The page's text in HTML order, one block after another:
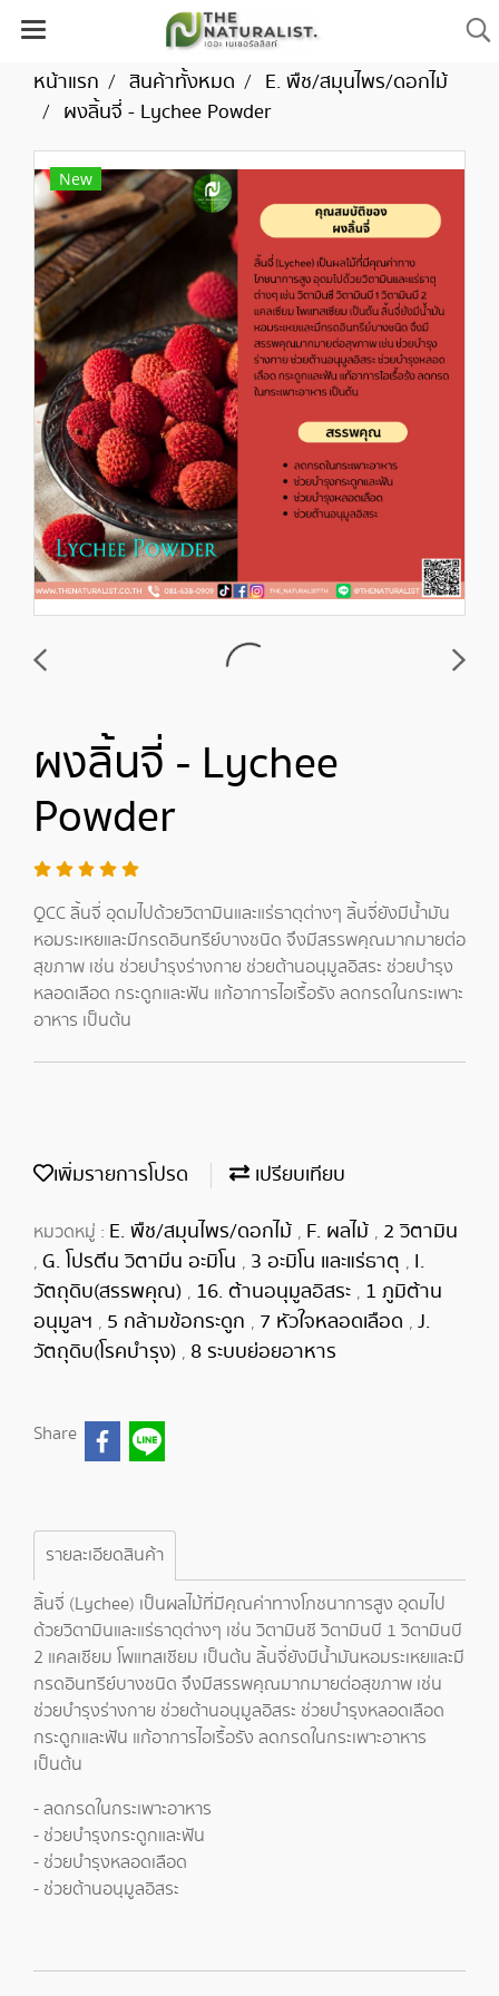
หน้าแรก สินค้าทั้งหมด
E. พืช/สมุนไพร/ดอกไม้
ผงลิ้นจี่ - Lychee Powder
New
ผงลิ้นจี่ - Lychee
Powder
QCC ลิ้นจี่ อุดมไปด้วยวิตามินและแร่ธาตุต่างๆ ลิ้นจี่ยังมีน้ำมัน
หอมระเหยและมีกรดอินทรีย์บางชนิด จึงมีสรรพคุณมากมายต่อ
สุขภาพ เช่น ช่วยบำรุงร่างกาย ช่วยต้านอนุมูลอิสระ ช่วยบำรุง
หลอดเลือด กระดูกและฟัน แก้อาการไอเรื้อรัง ลดกรดในกระเพาะ
อาหาร เป็นต้น
เพิ่มรายการโปรด เปรียบเทียบ
หมวดหมู่ : E. พืช/สมุนไพร/ดอกไม้ , F. ผลไม้ , 2 วิตามิน
, G. โปรตีน วิตามีน อะมิโน , 3 อะมิโน และแร่ธาตุ , I.
วัตถุดิบ(สรรพคุณ) , 16. ต้านอนุมูลอิสระ , 1 ภูมิต้าน
อนุมูลฯ , 5 กล้ามข้อกระดูก , 7 หัวใจหลอดเลือด , J.
วัตถุดิบ(โรคบำรุง) , 8 ระบบย่อยอาหาร
Share
รายละเอียดสินค้า
ลิ้นจี่ (Lychee) เป็นผลไม้ที่มีคุณค่าทางโภชนาการสูง อุดมไป
ด้วยวิตามินและแร่ธาตุต่างๆ เช่น วิตามินซี วิตามินบี 1 วิตามินบี
2 แคลเซียม โพแทสเซียม เป็นต้น ลิ้นจี่ยังมีน้ำมันหอมระเหยและมี
กรดอินทรีย์บางชนิด จึงมีสรรพคุณมากมายต่อสุขภาพ เช่น
ช่วยบำรุงร่างกาย ช่วยต้านอนุมูลอิสระ ช่วยบำรุงหลอดเลือด
กระดูกและฟัน แก้อาการไอเรื้อรัง ลดกรดในกระเพาะอาหาร
เป็นต้น
- ลดกรดในกระเพาะอาหาร
- ช่วยบำรุงกระดูกและฟัน
- ช่วยบำรุงหลอดเลือด
- ช่วยต้านอนุมูลอิสระ